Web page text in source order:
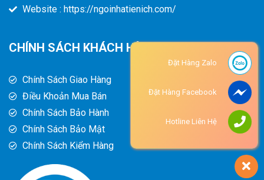
Website : https://ngoinhatienich.com/
CHÍNH SÁCH KHÁCH HÀNG
Chính Sách Giao Hàng
Điều Khoản Mua Bán
Chính Sách Bảo Hành
Chính Sách Bảo Mật
Chính Sách Kiểm Hàng
Đặt Hàng Zalo
Đặt Hàng Facebook
Hotline Liên Hệ